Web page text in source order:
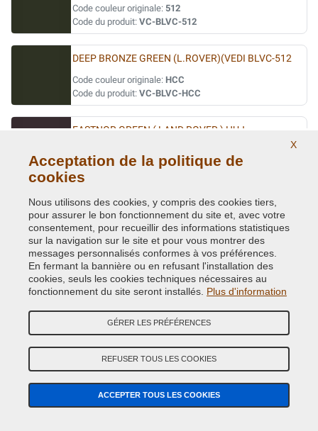
Code couleur originale: 512
Code du produit: VC-BLVC-512
DEEP BRONZE GREEN (L.ROVER)(VEDI BLVC-512
Code couleur originale: HCC
Code du produit: VC-BLVC-HCC
EASTNOR GREEN ( LAND ROVER ) HUJ
Code du produit: VC-BLVC-419
EASTNOR GREEN (L.ROVER)(VEDI BLVC-419
Code couleur originale: HUJ
Code du produit:VC-BLVC-HUJ
ELECTRIC BLUE X2253 JSA
Code couleur originale: 997
Code du produit:VC-BLVC-997
ELECTRIC BLUE X2253 (VEDI BLVC-997)
X
Acceptation de la politique de
cookies
Nous utilisons des cookies, y compris des cookies tiers,
pour assurer le bon fonctionnement du site et, avec votre
consentement, pour recueillir des informations statistiques
sur la navigation sur le site et pour vous montrer des
messages personnalisés conformes à vos préférences.
En fermant la bannière ou en refusant l'installation des
cookies, seuls les cookies techniques nécessaires au
fonctionnement du site seront installés. Plus d'information
GÉRER LES PRÉFÉRENCES
REFUSER TOUS LES COOKIES
ACCEPTER TOUS LES COOKIES